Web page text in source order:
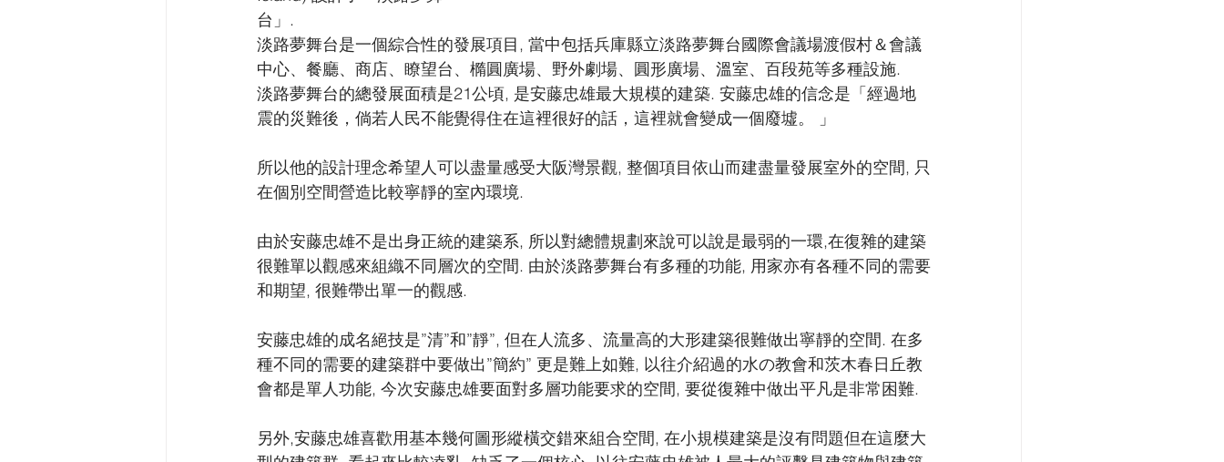
台」.
淡路夢舞台是一個綜合性的發展項目, 當中包括兵庫縣立淡路夢舞台國際會議場渡假村＆會議
中心、餐廳、商店、瞭望台、橢圓廣場、野外劇場、圓形廣場、溫室、百段苑等多種設施.
淡路夢舞台的總發展面積是21公頃, 是安藤忠雄最大規模的建築. 安藤忠雄的信念是「經過地
震的災難後，倘若人民不能覺得住在這裡很好的話，這裡就會變成一個廢墟。 」
所以他的設計理念希望人可以盡量感受大阪灣景觀, 整個項目依山而建盡量發展室外的空間, 只
在個別空間營造比較寧靜的室內環境.
由於安藤忠雄不是出身正統的建築系, 所以對總體規劃來說可以說是最弱的一環,在復雜的建築
很難單以觀感來組織不同層次的空間. 由於淡路夢舞台有多種的功能, 用家亦有各種不同的需要
和期望, 很難帶出單一的觀感.
安藤忠雄的成名絕技是”清”和”靜”, 但在人流多、流量高的大形建築很難做出寧靜的空間. 在多
種不同的需要的建築群中要做出”簡約” 更是難上如難, 以往介紹過的水の教會和茨木春日丘教
會都是單人功能, 今次安藤忠雄要面對多層功能要求的空間, 要從復雜中做出平凡是非常困難.
另外,安藤忠雄喜歡用基本幾何圖形縱橫交錯來組合空間, 在小規模建築是沒有問題但在這麼大